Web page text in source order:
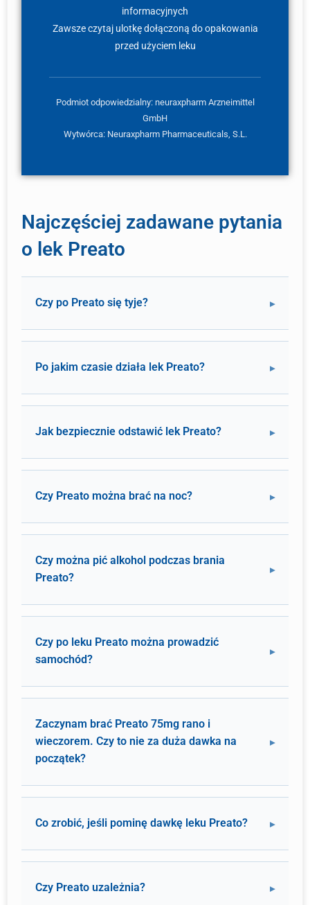
informacyjnych
Zawsze czytaj ulotkę dołączoną do opakowania
przed użyciem leku
Podmiot odpowiedzialny: neuraxpharm Arzneimittel
GmbH
Wytwórca: Neuraxpharm Pharmaceuticals, S.L.
Najczęściej zadawane pytania
o lek Preato
Czy po Preato się tyje?
Po jakim czasie działa lek Preato?
Jak bezpiecznie odstawić lek Preato?
Czy Preato można brać na noc?
Czy można pić alkohol podczas brania
Preato?
Czy po leku Preato można prowadzić
samochód?
Zaczynam brać Preato 75mg rano i
wieczorem. Czy to nie za duża dawka na
początek?
Co zrobić, jeśli pominę dawkę leku Preato?
Czy Preato uzależnia?